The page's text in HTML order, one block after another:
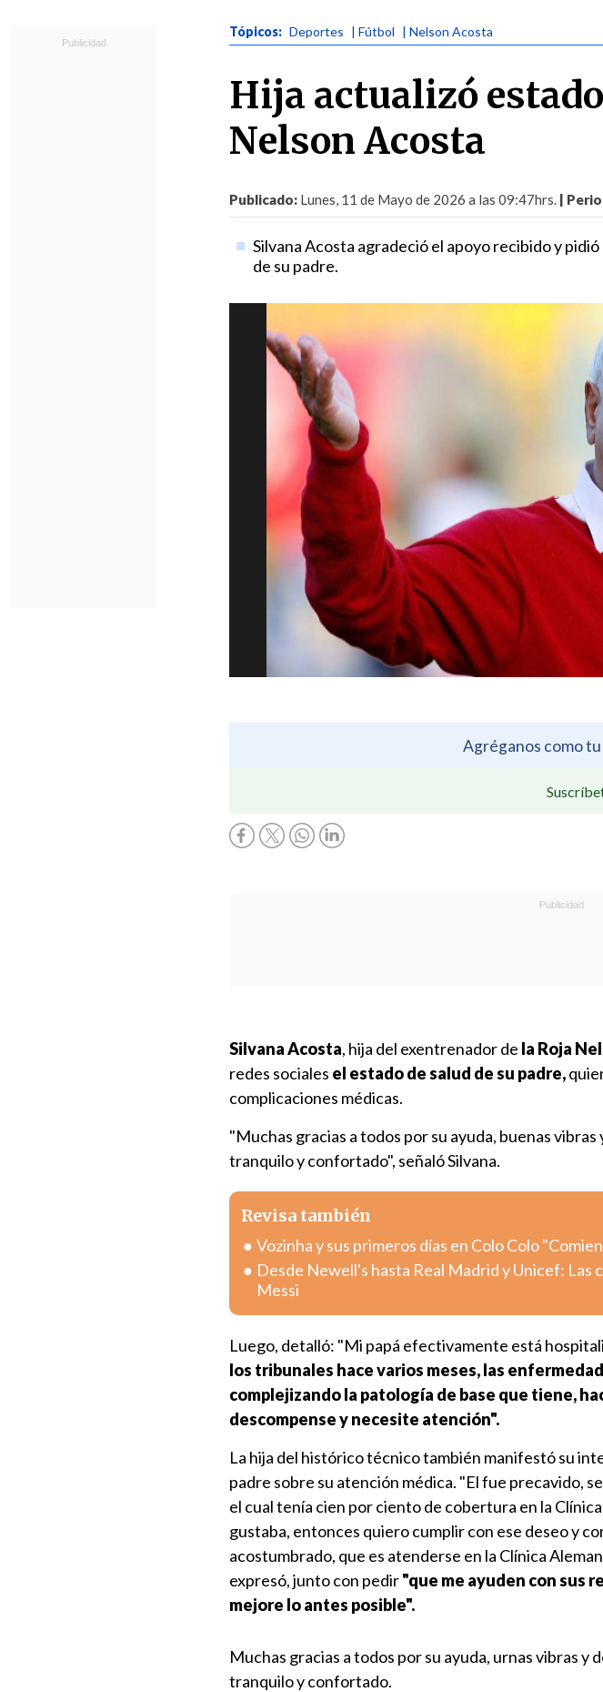
Tópicos: Deportes | Fútbol | Nelson Acosta
Hija actualizó
Nelson Acosta
Publicado: Lunes, 11 de Mayo de 2026 a las 09:47hrs. |
Silvana Acosta agradeció el apoyo recibido y
de su padre.
Agréganos como
Silvana Acosta, hija del exentrenador de la Roja
redes sociales el estado de salud de su padre,
complicaciones médicas.
"Muchas gracias a todos por su ayuda, buenas
tranquilo y confortado", señaló Silvana.
Revisa también
Vozinha y sus primeros días en Colo Colo
Desde Newell's hasta Real Madrid y Unicef: Las
Messi
Luego, detalló: "Mi papá efectivamente está
los tribunales hace varios meses, las
complejizando la patología de base que tiene,
descompense y necesite atención".
La hija del histórico técnico también manifestó su
padre sobre su atención médica. "El fue precavido,
el cual tenía cien por ciento de cobertura en la
gustaba, entonces quiero cumplir con ese deseo y
acostumbrado, que es atenderse en la Clínica
expresó, junto con pedir"que me ayuden con sus
mejore lo antes posible".
Muchas gracias a todos por su ayuda, urnas vibras y
tranquilo y confortado.